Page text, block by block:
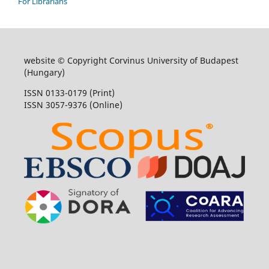
website © Copyright Corvinus University of Budapest
(Hungary)
ISSN 0133-0179 (Print)
ISSN 3057-9376 (Online)